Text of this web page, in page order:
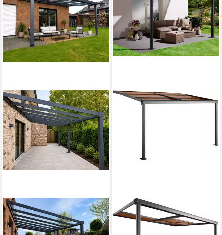
TERRASSE2000
Terrassendach Aluminium
Terrassenüberdachung
KONIFERA
Terrassendach Barcelona